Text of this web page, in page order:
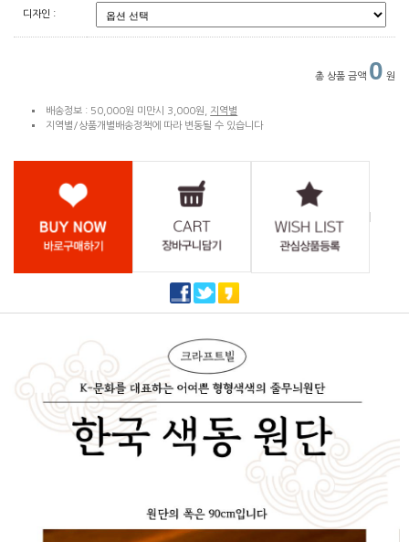
디자인 :
총 상품 금액 0 원
배송정보 : 50,000원 미만시 3,000원, 지역별
지역별/상품개별배송정책에 따라 변동될 수 있습니다